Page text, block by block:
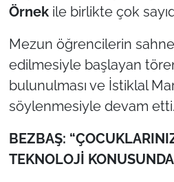
Örnekile birlikte çok
Mezun öğrencilerin
edilmesiyle başlayan
bulunulması ve İstiklal
söylenmesiyle devam etti.
BEZBAŞ:
TEKNOLOJİ
Güvenlik
Genel
Politika
Flaş Haber